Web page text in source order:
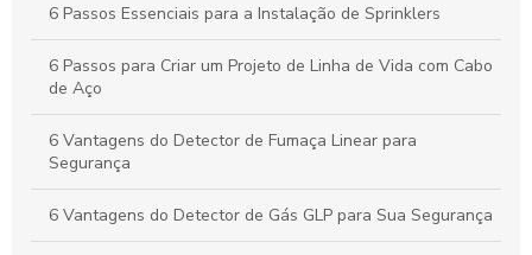
6 Passos Essenciais para a Instalação de Sprinklers
6 Passos para Criar um Projeto de Linha de Vida com Cabo
de Aço
6 Vantagens do Detector de Fumaça Linear para
Segurança
6 Vantagens do Detector de Gás GLP para Sua Segurança